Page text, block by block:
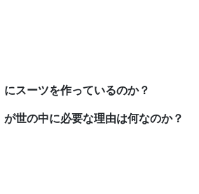
にスーツを作っているのか？
が世の中に必要な理由は何なのか？